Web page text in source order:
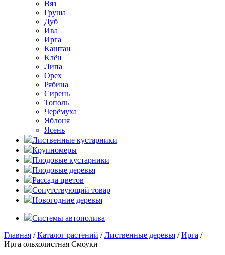
Вяз
Груша
Дуб
Ива
Ирга
Каштан
Клён
Липа
Орех
Рябина
Сирень
Тополь
Черёмуха
Яблоня
Ясень
Лиственные кустарники
Крупномеры
Плодовые кустарники
Плодовые деревья
Рассада цветов
Сопутствующий товар
Новогодние деревья
Системы автополива
Главная /Каталог растений /Лиственные деревья /Ирга /
Ирга ольхолистная Смоуки